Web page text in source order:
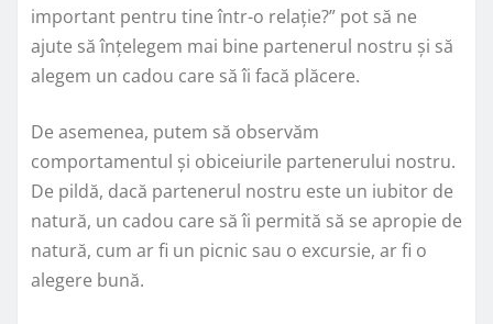
important pentru tine într-o relație?” pot să ne
ajute să înțelegem mai bine partenerul nostru și să
alegem un cadou care să îi facă plăcere.
De asemenea, putem să observăm
comportamentul și obiceiurile partenerului nostru.
De pildă, dacă partenerul nostru este un iubitor de
natură, un cadou care să îi permită să se apropie de
natură, cum ar fi un picnic sau o excursie, ar fi o
alegere bună.